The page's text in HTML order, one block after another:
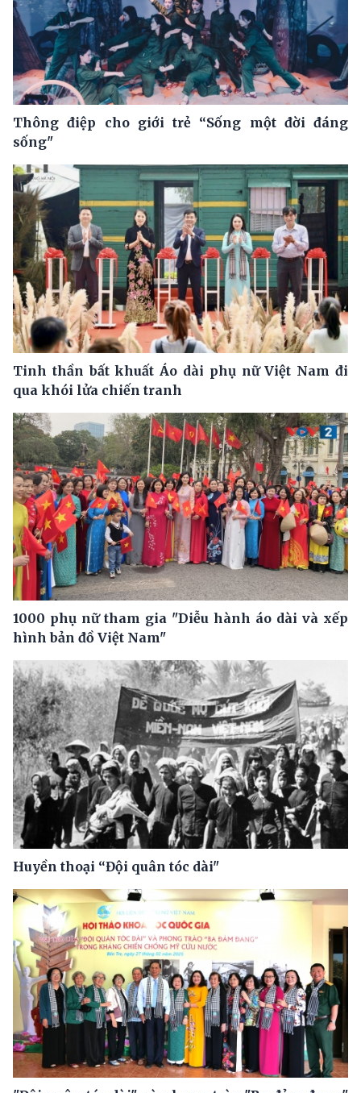
Thông điệp cho giới trẻ “Sống một đời đáng
sống"
Tinh thần bất khuất Áo dài phụ nữ Việt Nam đi
qua khói lửa chiến tranh
1000 phụ nữ tham gia "Diễu hành áo dài và xếp
hình bản đồ Việt Nam"
Huyền thoại “Đội quân tóc dài"